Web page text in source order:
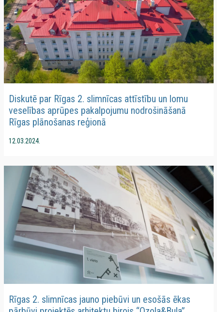
Diskutē par Rīgas 2. slimnīcas attīstību un lomu
veselības aprūpes pakalpojumu nodrošināšanā
Rīgas plānošanas reģionā
12.03.2024.
Rīgas 2. slimnīcas jauno piebūvi un esošās ēkas